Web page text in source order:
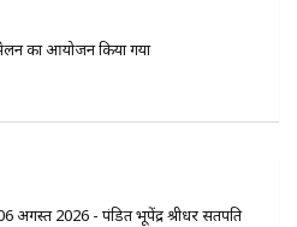
का आयोजन किया गया
अगस्त 2026 - पंडित भूपेंद्र श्रीधर सतपति